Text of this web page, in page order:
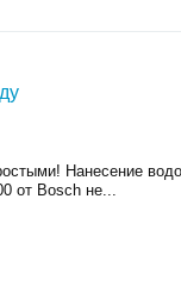
Нанесение
от Bosch не...